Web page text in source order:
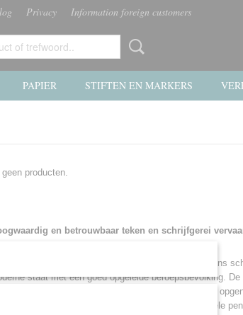
Privacy Information foreign customers
PAPIER STIFTEN EN MARKERS
producten.
en betrouwbaar teken en schrijfgerei
Ogawa een combinatie van traditioneel Japans
staat met een goed opgeleide beroepsbevolking.
de verkoop op. Als Engels als verplicht vak wordt
eenvoudig. Voor de Latijnse letters zijn de traditionele